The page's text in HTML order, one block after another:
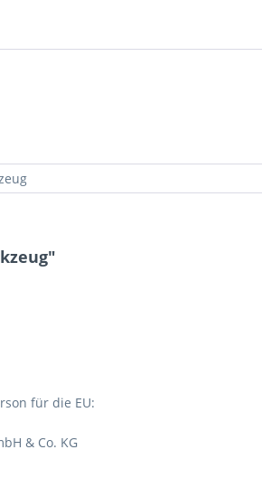
für die EU:
& Co. KG